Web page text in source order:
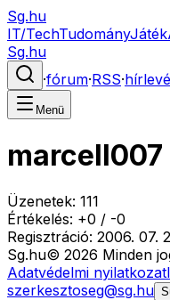
Sg.hu
IT/TechTudományJáték
Sg.hu
·fórum·RSS·
Menü
marcell007
Üzenetek: 111
Értékelés: +0 / -0
Regisztráció: 2006. 07.
Sg.hu© 2026 Minden
Adatvédelmi nyilatkozat
szerkesztoseg@sg.hu